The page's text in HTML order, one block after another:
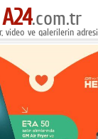
A24.com.tr
video ve galerilerin adresi...